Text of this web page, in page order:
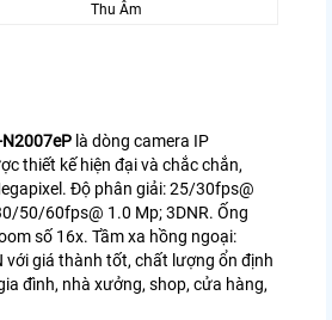
Thu Âm
N2007eP là dòng camera IP
thiết kế hiện đại và chắc chắn,
Độ phân giải: 25/30fps@
50/60fps@ 1.0 Mp; 3DNR. Ống
số 16x. Tầm xa hồng ngoại:
với giá thành tốt, chất lượng ổn định
đình, nhà xưởng, shop, cửa hàng,